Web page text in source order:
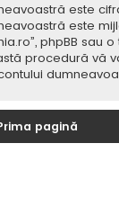
este
este
phpBB
procedură vă
pagină